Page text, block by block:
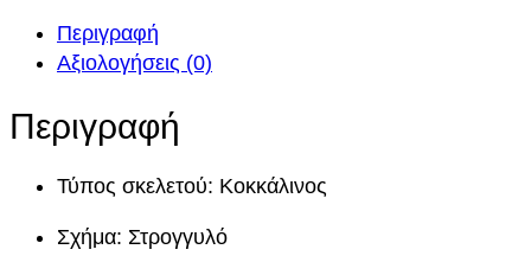
2
Περιγραφή
Αξιολογήσεις (0)
Περιγραφή
Τύπος σκελετού: Κοκκάλινος
Σχήμα: Στρογγυλό